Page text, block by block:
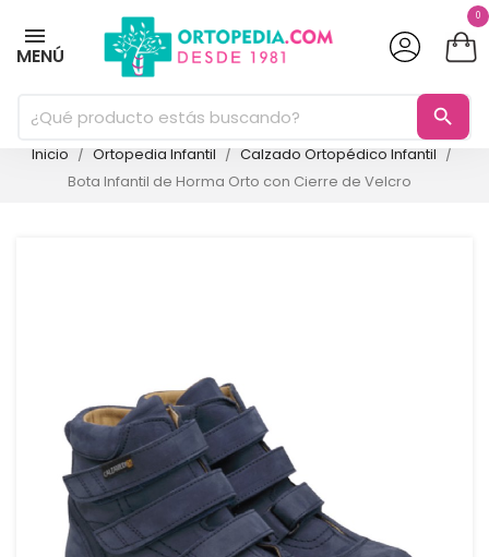
MENÚ
0
search
Inicio Ortopedia Infantil
Calzado Ortopédico Infantil
Bota Infantil de Horma Orto con Cierre de Velcro